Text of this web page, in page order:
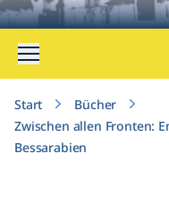
Menü öffnen
Start
Bücher
Zwischen allen Fronten:
Bessarabien